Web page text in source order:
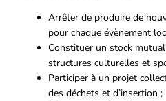
Arrêter de produire de
pour chaque évènement
Constituer un stock
structures culturelles et
Participer à un projet
des déchets et d’insertion ;